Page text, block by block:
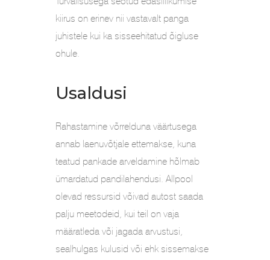
kiirus on erinev nii vastavalt panga
juhistele kui ka sisseehitatud õigluse
ohule.
Usaldusi
Rahastamine võrrelduna väärtusega
annab laenuvõtjale ettemakse, kuna
teatud pankade arveldamine hõlmab
ümardatud pandilahendusi. Allpool
olevad ressursid võivad autost saada
palju meetodeid, kui teil on vaja
määratleda või jagada arvustusi,
sealhulgas kulusid või ehk sissemakse